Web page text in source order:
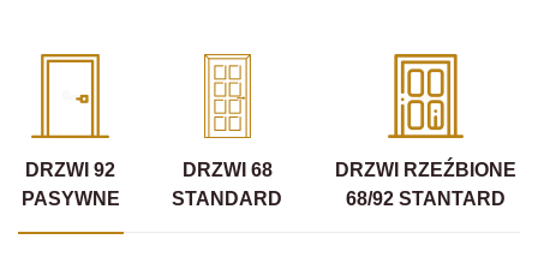
DRZWI 92
PASYWNE
DRZWI 68
STANDARD
DRZWI RZEŹBIONE
68/92 STANTARD